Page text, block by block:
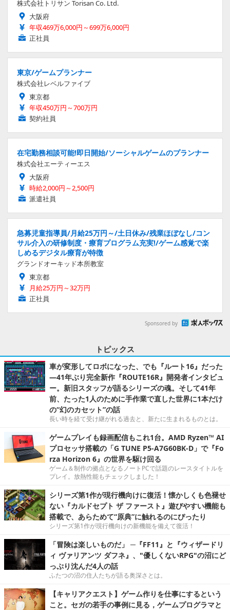
株式会社トリサン Torisan Co. Ltd.
大阪府
年収469万6,000円～699万6,000円
正社員
東京/ゲームプランナー
株式会社レベルファイブ
東京都
年収450万円～700万円
契約社員
在宅勤務相談可能!即日開始/ソーシャルゲームのプランナー
株式会社エーティーエス
大阪府
時給2,000円～2,500円
派遣社員
急募児童指導員/月給25万円～/土日休み/残業ほぼなし/コン
サル介入の研修制度・療育プログラム充実!/ゲーム感覚で楽
しめるデジタル療育が特徴
グランドオーキッド本所教室
東京都
月給25万円～32万円
正社員
Sponsored by
トピックス
車が変形してロボになった、でも『ルート16』だった
―41年ぶり完全新作『ROUTE16R』開発者インタビュ
ー。新旧スタッフが語るシリーズの魂。そして41年
前、たった1人のために手作業で直した世界に1本だけ
の“幻のカセット”の話
長い時を経て受け継がれる過去と、新たに生まれるものとは。
ゲームプレイも録画配信もこれ1台。AMD Ryzen™ AI
プロセッサ搭載の「G TUNE P5-A7G60BK-D」で『Fo
rza Horizon 6』の世界を駆け回る
ゲーム＆制作の拠点となるノートPCで話題のレースタイトルを
プレイ。放熱性能もチェックしました！
シリーズ第1作が現行機向けに復活！懐かしくも色褪せ
ない『カルドセプト ザ ファースト』遊びやすい機能も
搭載で、あらためて“原典”に触れるのにぴったり
シリーズ第1作が現行機向けの新機能を備えて復活！
「冒険は楽しいものだ」 ─『FF11』と『ウィザードリ
ィ ヴァリアンツ ダフネ』、"優しくないRPG"の沼にど
っぷり沈んだ4人の話
ふたつの沼の住人たちが語る奥深さとは。
【キャリアクエスト】ゲーム作りを仕事にするという
こと。セガの若手の事例に見る，ゲームプログラマと